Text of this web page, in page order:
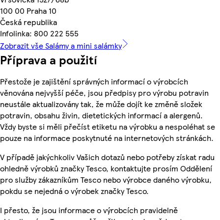
100 00 Praha 10
Česká republika
Infolinka: 800 222 555
Zobrazit vše Salámy a mini salámky
Příprava a použití
Přestože je zajištění správných informací o výrobcích
věnována nejvyšší péče, jsou předpisy pro výrobu potravin
neustále aktualizovány tak, že může dojít ke změně složek
potravin, obsahu živin, dietetických informací a alergenů.
Vždy byste si měli přečíst etiketu na výrobku a nespoléhat se
pouze na informace poskytnuté na internetových stránkách.
V případě jakýchkoliv Vašich dotazů nebo potřeby získat radu
ohledně výrobků značky Tesco, kontaktujte prosím Oddělení
pro služby zákazníkům Tesco nebo výrobce daného výrobku,
pokdu se nejedná o výrobek značky Tesco.
I přesto, že jsou informace o výrobcích pravidelně